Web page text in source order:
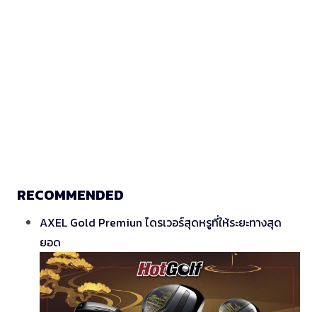
RECOMMENDED
AXEL Gold Premiun ไดรเวอร์สุดหรูที่ให้ระยะทางสุด
ยอด